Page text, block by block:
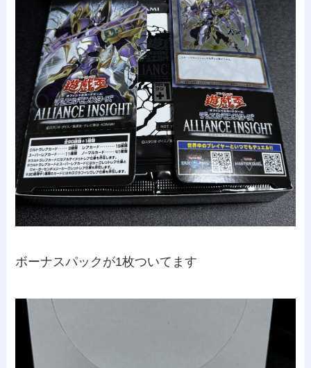
ボーナスパックが1枚ついてます